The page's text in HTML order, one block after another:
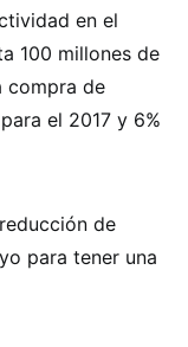
en el
100 millones de
compra de
el 2017 y 6%
de
para tener una